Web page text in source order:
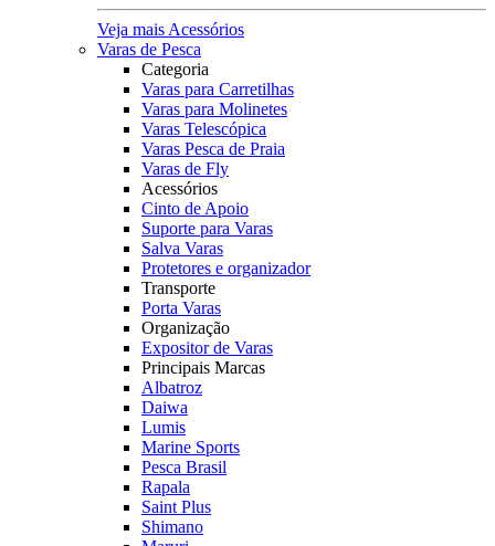
Veja mais Acessórios
Varas de Pesca
Categoria
Varas para Carretilhas
Varas para Molinetes
Varas Telescópica
Varas Pesca de Praia
Varas de Fly
Acessórios
Cinto de Apoio
Suporte para Varas
Salva Varas
Protetores e organizador
Transporte
Porta Varas
Organização
Expositor de Varas
Principais Marcas
Albatroz
Daiwa
Lumis
Marine Sports
Pesca Brasil
Rapala
Saint Plus
Shimano